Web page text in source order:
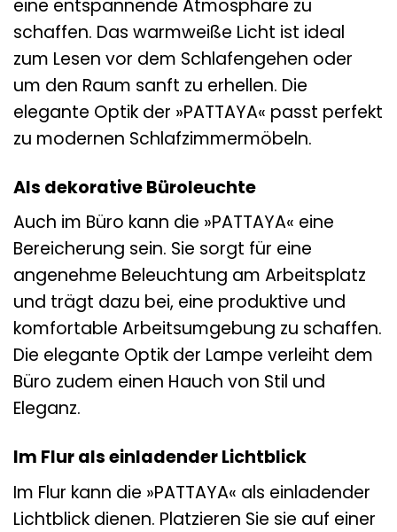
eine entspannende Atmosphäre zu
schaffen. Das warmweiße Licht ist ideal
zum Lesen vor dem Schlafengehen oder
um den Raum sanft zu erhellen. Die
elegante Optik der »PATTAYA« passt perfekt
zu modernen Schlafzimmermöbeln.
Als dekorative Büroleuchte
Auch im Büro kann die »PATTAYA« eine
Bereicherung sein. Sie sorgt für eine
angenehme Beleuchtung am Arbeitsplatz
und trägt dazu bei, eine produktive und
komfortable Arbeitsumgebung zu schaffen.
Die elegante Optik der Lampe verleiht dem
Büro zudem einen Hauch von Stil und
Eleganz.
Im Flur als einladender Lichtblick
Im Flur kann die »PATTAYA« als einladender
Lichtblick dienen. Platzieren Sie sie auf einer